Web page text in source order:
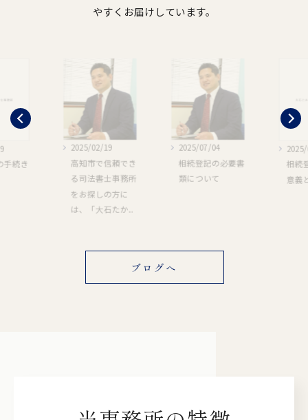
やすくお届けしています。
手続き
2025/02/19
高知市で信頼でき
る司法書士事務所
をお探しの方に
は、「大石たか...
2025/07/04
相続登記の必要書
類について
相続
意義
ブログへ